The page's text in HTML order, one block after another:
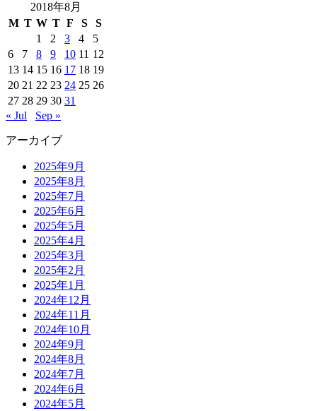
2018年8月
M T W T F S
S
1
2 3 4
5
6
7 8 9 10 11 12
13 14 15 16 17 18 19
20 21 22 23 24 25 26
27 28 29 30 31
« Jul
Sep »
アーカイブ
2025年9月
2025年8月
2025年7月
2025年6月
2025年5月
2025年4月
2025年3月
2025年2月
2025年1月
2024年12月
2024年11月
2024年10月
2024年9月
2024年8月
2024年7月
2024年6月
2024年5月